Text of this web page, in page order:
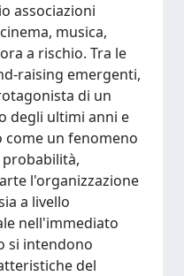
associazioni
musica,
a rischio. Tra le
raising emergenti,
di un
degli ultimi anni e
come un fenomeno
l'organizzazione
a livello
nell'immediato
si intendono
del